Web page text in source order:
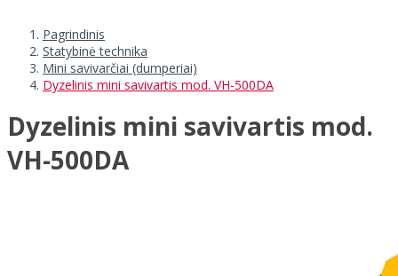
Pagrindinis
Statybinė technika
Mini savivarčiai (dumperiai)
Dyzelinis mini savivartis mod. VH-500DA
Dyzelinis mini savivartis mod.
VH-500DA